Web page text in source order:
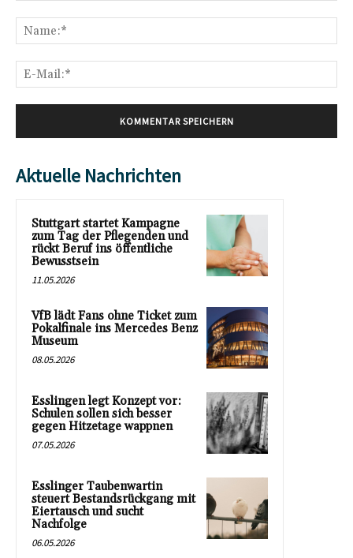
Aktuelle Nachrichten
Stuttgart startet Kampagne
zum Tag der Pflegenden und
rückt Beruf ins öffentliche
Bewusstsein
11.05.2026
VfB lädt Fans ohne Ticket zum
Pokalfinale ins Mercedes Benz
Museum
08.05.2026
Esslingen legt Konzept vor:
Schulen sollen sich besser
gegen Hitzetage wappnen
07.05.2026
Esslinger Taubenwartin
steuert Bestandsrückgang mit
Eiertausch und sucht
Nachfolge
06.05.2026